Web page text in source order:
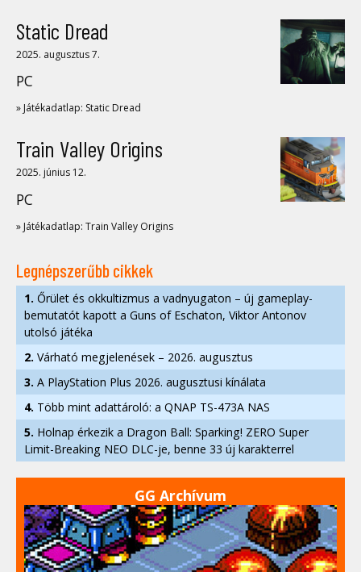
Static Dread
2025. augusztus 7.
PC
» Játékadatlap: Static Dread
Train Valley Origins
2025. június 12.
PC
» Játékadatlap: Train Valley Origins
Legnépszerűbb cikkek
1. Őrület és okkultizmus a vadnyugaton – új gameplay-
bemutatót kapott a Guns of Eschaton, Viktor Antonov
utolsó játéka
2. Várható megjelenések – 2026. augusztus
3. A PlayStation Plus 2026. augusztusi kínálata
4. Több mint adattároló: a QNAP TS-473A NAS
5. Holnap érkezik a Dragon Ball: Sparking! ZERO Super
Limit-Breaking NEO DLC-je, benne 33 új karakterrel
GG Archívum